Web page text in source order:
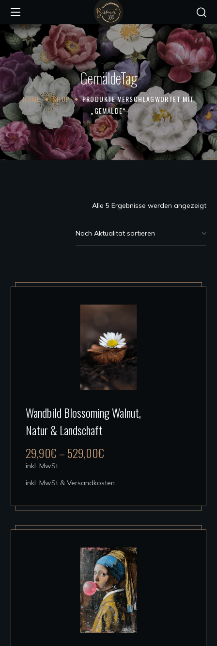
GemäldeTag
HOME SHOP
PRODUKTE VERSCHLAGWORTET MIT
„GEMÄLDE“
Alle 5 Ergebnisse werden angezeigt
Produkt
Die
auf
Produktseite
gewählt
werden
Wandbild Blossoming Walnut,
Natur & Landschaft
29,90€–529,00€
inkl. MwSt.
inkl. MwSt & Versandkosten